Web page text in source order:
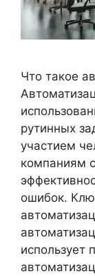
Что такое
рутинных
участием
компаниям
ошибок.
использует